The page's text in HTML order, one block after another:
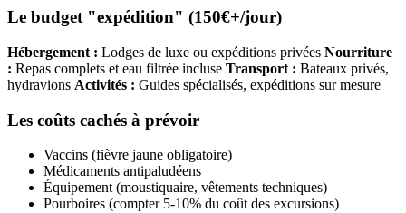
Le budget "expédition" (150€+/jour)
Hébergement : Lodges de luxe ou expéditions privées Nourriture
: Repas complets et eau filtrée incluse Transport : Bateaux privés,
hydravions Activités : Guides spécialisés, expéditions sur mesure
Les coûts cachés à prévoir
Vaccins (fièvre jaune obligatoire)
Médicaments antipaludéens
Équipement (moustiquaire, vêtements techniques)
Pourboires (compter 5-10% du coût des excursions)